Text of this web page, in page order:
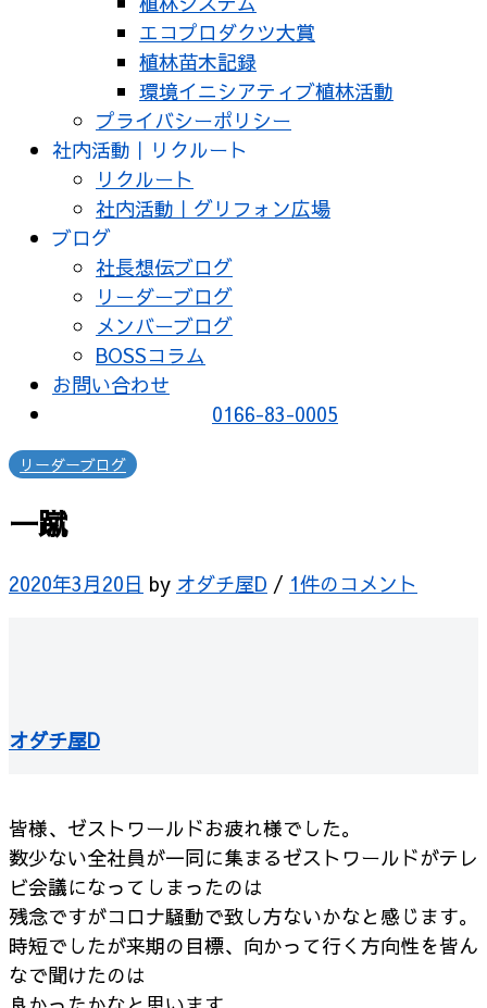
エコプロダクツ大賞
植林苗木記録
環境イニシアティブ植林活動
プライバシーポリシー
社内活動｜リクルート
リクルート
社内活動｜グリフォン広場
ブログ
社長想伝ブログ
リーダーブログ
メンバーブログ
BOSSコラム
お問い合わせ
0166-83-0005
リーダーブログ
一蹴
2020年3月20日 by オダチ屋D / 1件のコメント
オダチ屋D
皆様、ゼストワールドお疲れ様でした。
数少ない全社員が一同に集まるゼストワールドがテレ
ビ会議になってしまったのは
残念ですがコロナ騒動で致し方ないかなと感じます。
時短でしたが来期の目標、向かって行く方向性を皆ん
なで聞けたのは